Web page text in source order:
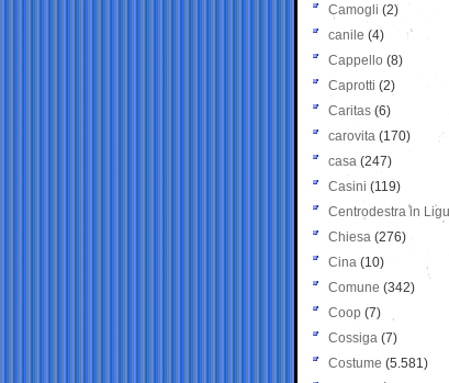
Camogli (2)
canile (4)
Cappello (8)
Caprotti (2)
Caritas (6)
carovita (170)
casa (247)
Casini (119)
Centrodestra in
Chiesa (276)
Cina (10)
Comune (342)
Coop (7)
Cossiga (7)
Costume (5.581)